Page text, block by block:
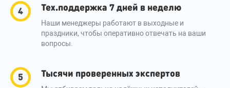
Тех.поддержка 7 дней в неделю
Наши менеджеры работают в выходные и
праздники, чтобы оперативно отвечать на ваши
вопросы.
Тысячи проверенных экспертов